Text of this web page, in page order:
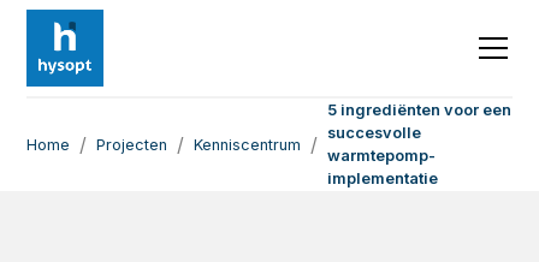
Home / Projecten / Kenniscentrum /
5 ingrediënten voor een
succesvolle
warmtepomp-
implementatie